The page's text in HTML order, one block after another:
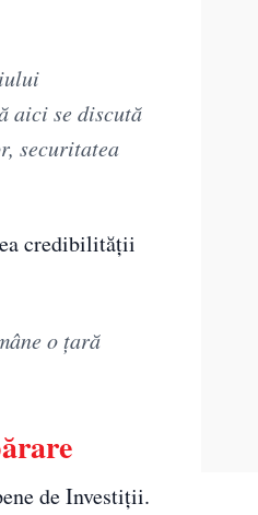
aici se discută
securitatea
credibilității
o țară
de Investiții.